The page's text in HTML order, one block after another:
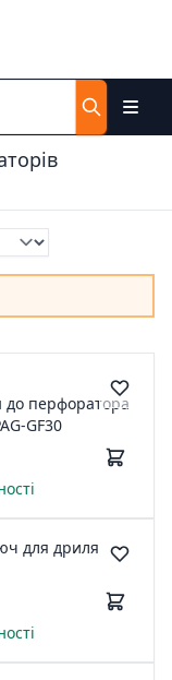
до перфоратора
GF30
для дриля